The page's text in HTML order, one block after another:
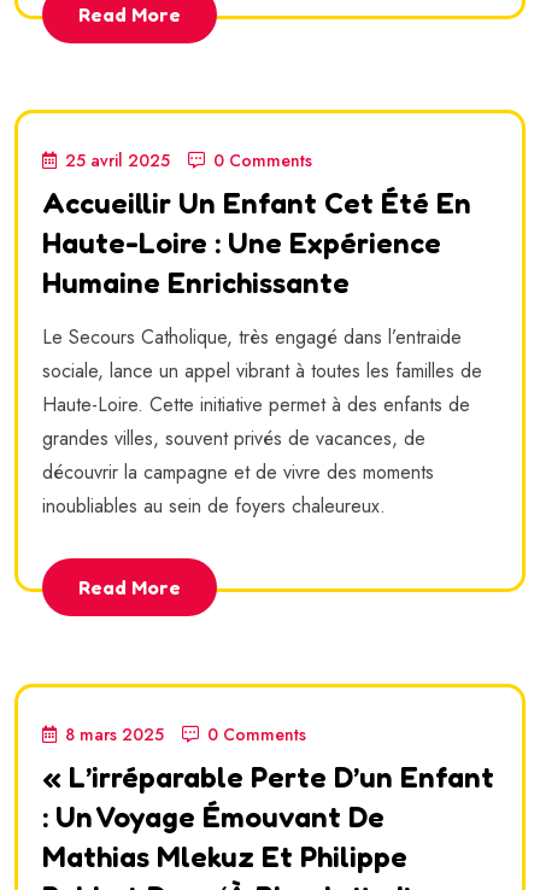
Read More
25 avril 2025 0 Comments
Accueillir Un Enfant Cet Été En
Haute-Loire : Une Expérience
Humaine Enrichissante
Le Secours Catholique, très engagé dans l’entraide
sociale, lance un appel vibrant à toutes les familles de
Haute-Loire. Cette initiative permet à des enfants de
grandes villes, souvent privés de vacances, de
découvrir la campagne et de vivre des moments
inoubliables au sein de foyers chaleureux.
Read More
8 mars 2025 0 Comments
« L’irréparable Perte D’un Enfant
: Un Voyage Émouvant De
Mathias Mlekuz Et Philippe